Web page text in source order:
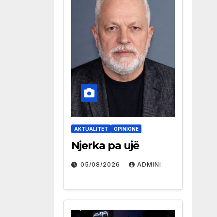
AKTUALITET OPINIONE
Njerka pa ujë
05/08/2026 ADMINI